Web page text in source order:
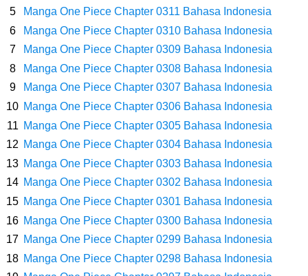
Wanita Milik Sanji
7 Klub Pertama Yang Menjuarai Liga Champions, Apa Klub Jagoan
Kamu Termasuk
Arti Bendera Palau, Negara Kepulauan Yang Berada Di Kawasan
Pasifik Barat
Cara Membuat Linktree Instagram, Sangat Mudah Untuk Kamu
Lakukan Sendiri
7 Fakta Gaban One Piece, Orang Yang Telah Memberikan Kunci Borgol
Manga One Piece Chapter 0311 Bahasa Indonesia
Manga One Piece Chapter 0310 Bahasa Indonesia
Manga One Piece Chapter 0309 Bahasa Indonesia
Manga One Piece Chapter 0308 Bahasa Indonesia
Manga One Piece Chapter 0307 Bahasa Indonesia
Manga One Piece Chapter 0306 Bahasa Indonesia
Manga One Piece Chapter 0305 Bahasa Indonesia
Manga One Piece Chapter 0304 Bahasa Indonesia
Manga One Piece Chapter 0303 Bahasa Indonesia
Manga One Piece Chapter 0302 Bahasa Indonesia
Manga One Piece Chapter 0301 Bahasa Indonesia
Manga One Piece Chapter 0300 Bahasa Indonesia
Manga One Piece Chapter 0299 Bahasa Indonesia
Manga One Piece Chapter 0298 Bahasa Indonesia